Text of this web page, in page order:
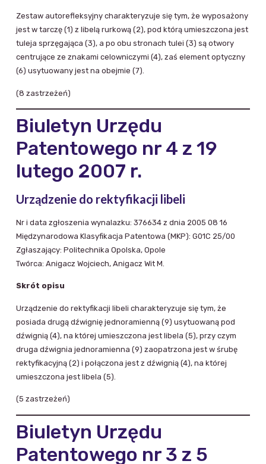
Zestaw autorefleksyjny charakteryzuje się tym, że wyposażony
jest w tarczę (1) z libelą rurkową (2), pod którą umieszczona jest
tuleja sprzęgająca (3), a po obu stronach tulei (3) są otwory
centrujące ze znakami celowniczymi (4), zaś element optyczny
(6) usytuowany jest na obejmie (7).
(8 zastrzeżeń)
Biuletyn Urzędu
Patentowego nr 4 z 19
lutego 2007 r.
Urządzenie do rektyfikacji libeli
Nr i data zgłoszenia wynalazku: 376634 z dnia 2005 08 16
Międzynarodowa Klasyfikacja Patentowa (MKP): G01C 25/00
Zgłaszający: Politechnika Opolska, Opole
Twórca: Anigacz Wojciech, Anigacz Wit M.
Skrót opisu
Urządzenie do rektyfikacji libeli charakteryzuje się tym, że
posiada drugą dźwignię jednoramienną (9) usytuowaną pod
dźwignią (4), na której umieszczona jest libela (5), przy czym
druga dźwignia jednoramienna (9) zaopatrzona jest w śrubę
rektyfikacyjną (2) i połączona jest z dźwignią (4), na której
umieszczona jest libela (5).
(5 zastrzeżeń)
Biuletyn Urzędu
Patentowego nr 3 z 5